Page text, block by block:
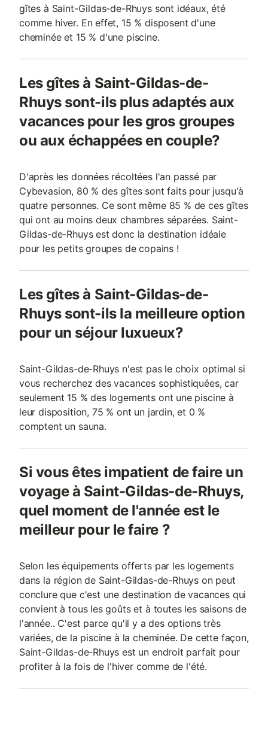
gîtes à Saint-Gildas-de-Rhuys sont idéaux, été
comme hiver. En effet, 15 % disposent d'une
cheminée et 15 % d'une piscine.
Les gîtes à Saint-Gildas-de-
Rhuys sont-ils plus adaptés aux
vacances pour les gros groupes
ou aux échappées en couple?
D'après les données récoltées l'an passé par
Cybevasion, 80 % des gîtes sont faits pour jusqu'à
quatre personnes. Ce sont même 85 % de ces gîtes
qui ont au moins deux chambres séparées. Saint-
Gildas-de-Rhuys est donc la destination idéale
pour les petits groupes de copains !
Les gîtes à Saint-Gildas-de-
Rhuys sont-ils la meilleure option
pour un séjour luxueux?
Saint-Gildas-de-Rhuys n'est pas le choix optimal si
vous recherchez des vacances sophistiquées, car
seulement 15 % des logements ont une piscine à
leur disposition, 75 % ont un jardin, et 0 %
comptent un sauna.
Si vous êtes impatient de faire un
voyage à Saint-Gildas-de-Rhuys,
quel moment de l'année est le
meilleur pour le faire ?
Selon les équipements offerts par les logements
dans la région de Saint-Gildas-de-Rhuys on peut
conclure que c'est une destination de vacances qui
convient à tous les goûts et à toutes les saisons de
l'année.. C'est parce qu'il y a des options très
variées, de la piscine à la cheminée. De cette façon,
Saint-Gildas-de-Rhuys est un endroit parfait pour
profiter à la fois de l'hiver comme de l'été.